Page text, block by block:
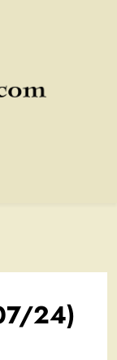
24)